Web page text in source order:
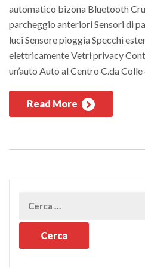
automatico bizona Bluetooth
parcheggio anteriori Sensori di
luci Sensore pioggia Specchi
elettricamente Vetri privacy
un’auto Auto al Centro C.da
Read More